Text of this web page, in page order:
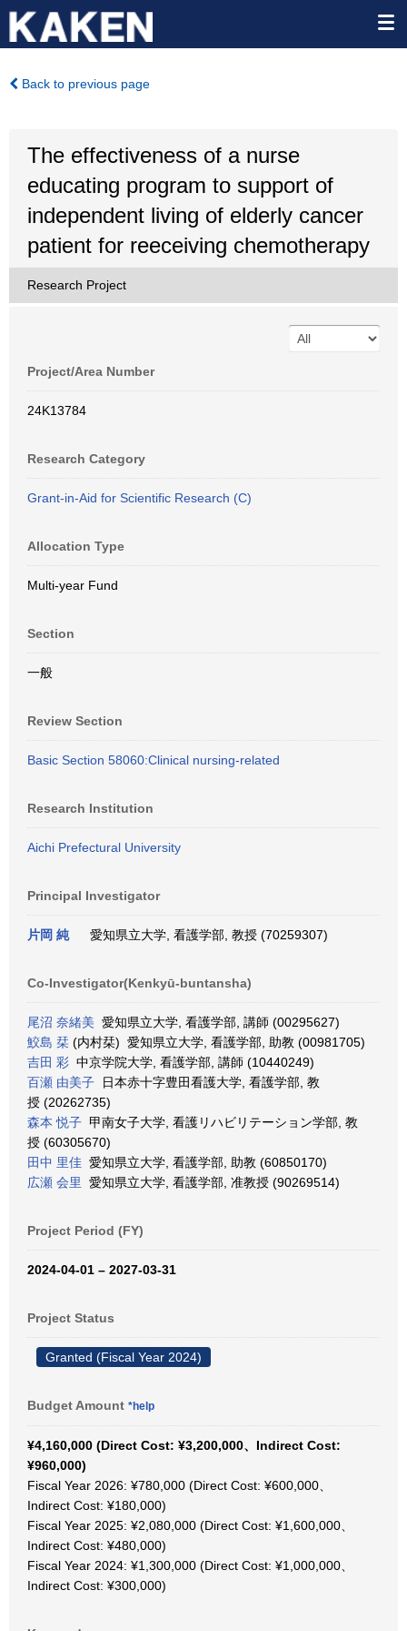
Back to previous page
The effectiveness of a nurse
educating program to support of
independent living of elderly cancer
patient for reeceiving chemotherapy
Research Project
Project/Area Number
24K13784
Research Category
Grant-in-Aid for Scientific Research (C)
Allocation Type
Multi-year Fund
Section
一般
Review Section
Basic Section 58060:Clinical nursing-related
Research Institution
Aichi Prefectural University
Principal Investigator
片岡 純 愛知県立大学, 看護学部, 教授 (70259307)
Co-Investigator(Kenkyū-buntansha)
尾沼 奈緒美 愛知県立大学, 看護学部, 講師 (00295627)
鮫島 栞 (内村栞) 愛知県立大学, 看護学部, 助教 (00981705)
吉田 彩 中京学院大学, 看護学部, 講師 (10440249)
百瀬 由美子 日本赤十字豊田看護大学, 看護学部, 教
授 (20262735)
森本 悦子 甲南女子大学, 看護リハビリテーション学部, 教
授 (60305670)
田中 里佳 愛知県立大学, 看護学部, 助教 (60850170)
広瀬 会里
愛知県立大学, 看護学部, 准教授 (90269514)
Project Period (FY)
2024-04-01 – 2027-03-31
Project Status
Granted (Fiscal Year 2024)
Budget Amount *help
¥4,160,000 (Direct Cost: ¥3,200,000、Indirect Cost:
¥960,000)
Fiscal Year 2026: ¥780,000 (Direct Cost: ¥600,000、
Indirect Cost: ¥180,000)
Fiscal Year 2025: ¥2,080,000 (Direct Cost: ¥1,600,000、
Indirect Cost: ¥480,000)
Fiscal Year 2024: ¥1,300,000 (Direct Cost: ¥1,000,000、
Indirect Cost: ¥300,000)